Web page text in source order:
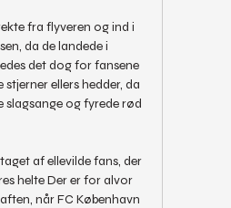
fra flyveren og ind i
da de landede i
det dog for fansene
ellers hedder, da
slagsange og fyrede rød
af ellevilde fans, der
helte Der er for alvor
når FC København